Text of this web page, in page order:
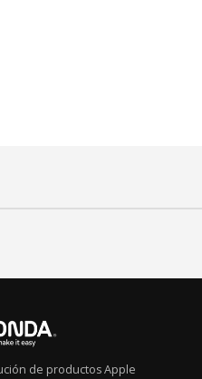
de productos Apple